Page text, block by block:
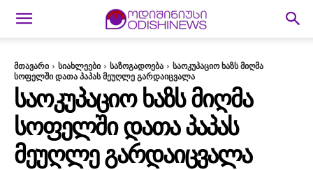
მთავარი სიახლეები საზოგადოება
საოკუპაციო ხაზს მიღმა
სოფელში დათა პაპას მეუღლე გარდაიცვალა
ᲡᲐᲝᲙᲣᲞᲐᲪᲘᲝ ᲮᲐᲖᲡ ᲛᲘᲦᲛᲐ
ᲡᲝᲤᲔᲚᲨᲘ ᲓᲐᲗᲐ ᲞᲐᲞᲐᲡ
ᲛᲔᲣᲦᲚᲔ ᲒᲐᲠᲓᲐᲘᲪᲕᲐᲚᲐ